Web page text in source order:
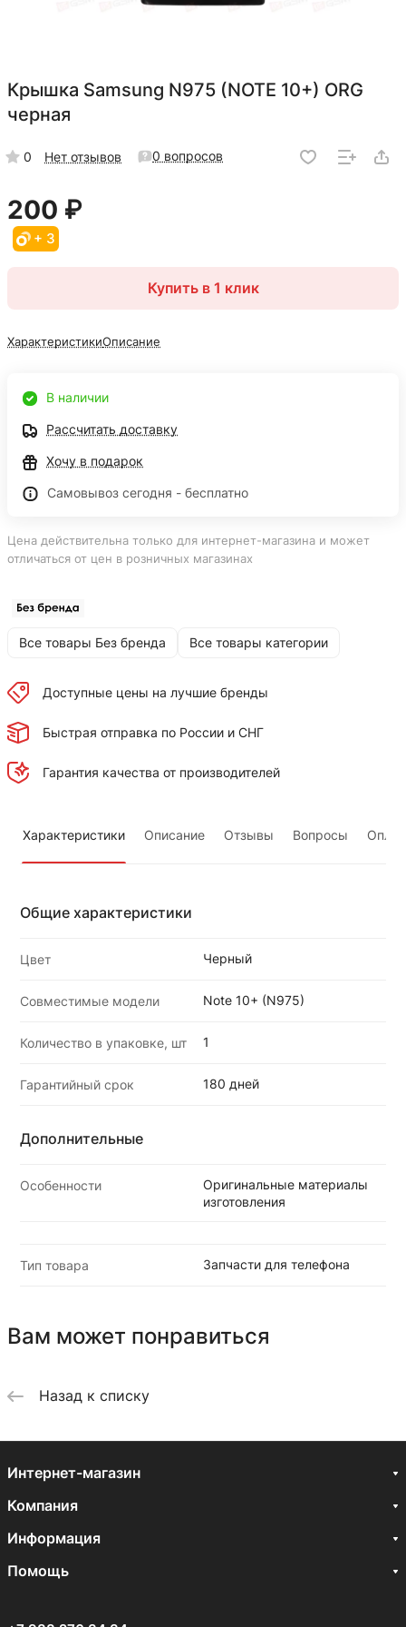
Крышка Samsung N975 (NOTE 10+) ORG
черная
0 Нет отзывов 0 вопросов
200 ₽
+ 3
Купить в 1 клик
ХарактеристикиОписание
В наличии
Рассчитать доставку
Хочу в подарок
Самовывоз сегодня - бесплатно
Цена действительна только для интернет-магазина и может
отличаться от цен в розничных магазинах
Все товары Без бренда Все товары категории
Доступные цены на лучшие бренды
Быстрая отправка по России и СНГ
Гарантия качества от производителей
Характеристики Описание Отзывы Вопросы
Общие характеристики
Цвет Черный
Совместимые модели Note 10+ (N975)
Количество в упаковке, шт 1
Гарантийный срок 180 дней
Дополнительные
Особенности
Оригинальные материалы
изготовления
Тип товара Запчасти для телефона
Вам может понравиться
Назад к списку
Интернет-магазин
Компания
Информация
Помощь